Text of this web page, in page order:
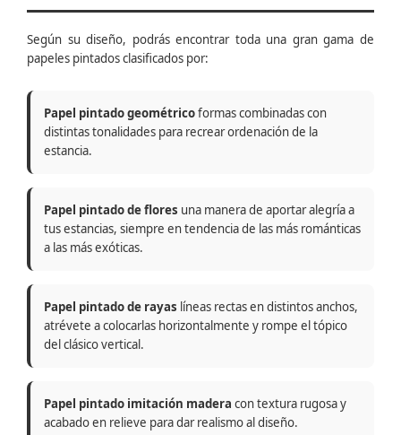
Según su diseño, podrás encontrar toda una gran gama de
papeles pintados clasificados por:
Papel pintado geométricoformas combinadas con
distintas tonalidades para recrear ordenación de la
estancia.
Papel pintado de flores una manera de aportar alegría a
tus estancias, siempre en tendencia de las más románticas
a las más exóticas.
Papel pintado de rayas líneas rectas en distintos anchos,
atrévete a colocarlas horizontalmente y rompe el tópico
del clásico vertical.
Papel pintado imitación madera con textura rugosa y
acabado en relieve para dar realismo al diseño.